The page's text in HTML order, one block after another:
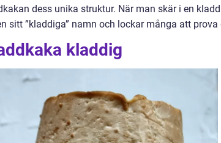
dess unika struktur. När man skär i en
sitt ”kladdiga” namn och lockar många att prova
kladdig